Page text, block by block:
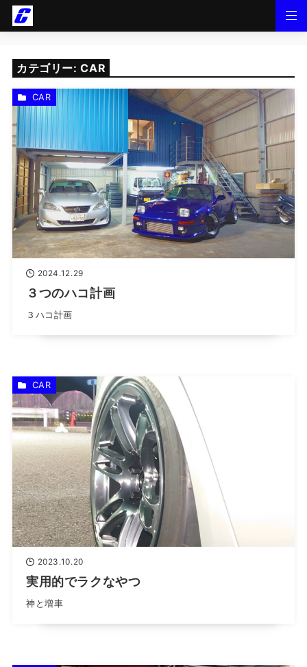
カテゴリー:CAR
2024.12.29
３つのハコ計画
３ハコ計画
CAR
2023.10.20
実用的でラクなやつ
神と増車
CAR